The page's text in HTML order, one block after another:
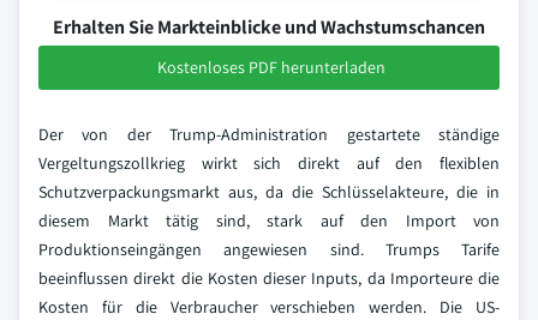
Erhalten Sie Markteinblicke und Wachstumschancen
Kostenloses PDF herunterladen
Der von der Trump-Administration gestartete ständige
Vergeltungszollkrieg wirkt sich direkt auf den flexiblen
Schutzverpackungsmarkt aus, da die Schlüsselakteure, die in
diesem Markt tätig sind, stark auf den Import von
Produktionseingängen angewiesen sind. Trumps Tarife
beeinflussen direkt die Kosten dieser Inputs, da Importeure die
Kosten für die Verbraucher verschieben werden. Die US-